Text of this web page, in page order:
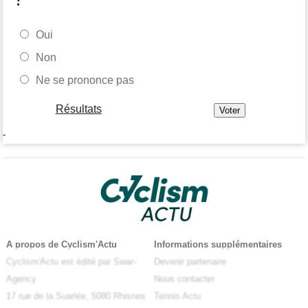
Oui
Non
Ne se prononce pas
Résultats
-
A propos de Cyclism'Actu
Cyclism'Actu est édité par Swar-
Agency
17 rue de la Suarlée, 5080 Rhisnes
Informations supplémentaires
Devenir partenaire
Nous contacter
Tennis Actu